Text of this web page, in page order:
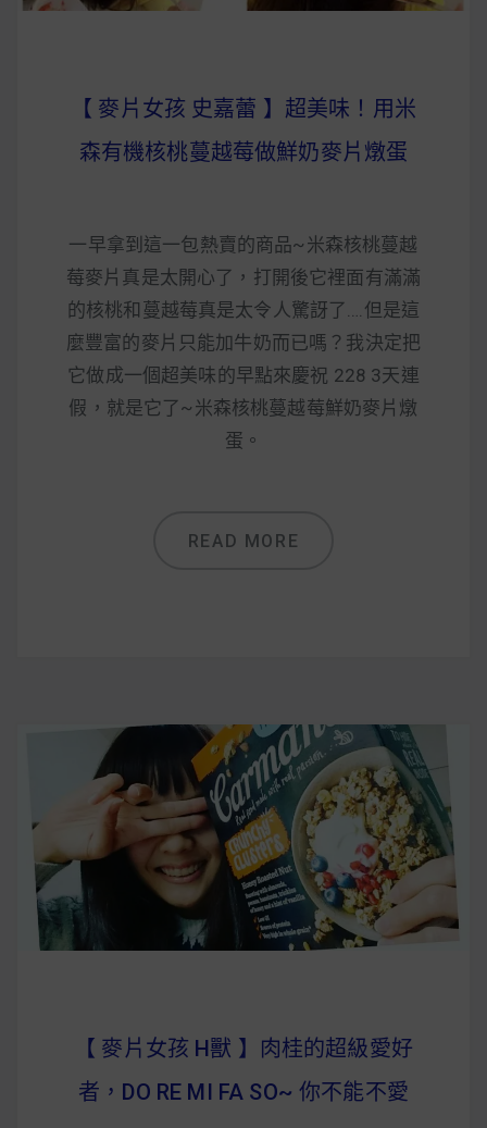
減醣料理食譜
蔬食純素營養
純素料理食譜
【 麥片女孩 史嘉蕾 】超美味！用米
森有機核桃蔓越莓做鮮奶麥片燉蛋
一早拿到這一包熱賣的商品~米森核桃蔓越
莓麥片真是太開心了，打開後它裡面有滿滿
的核桃和蔓越莓真是太令人驚訝了….但是這
麼豐富的麥片只能加牛奶而已嗎？我決定把
它做成一個超美味的早點來慶祝 228 3天連
假，就是它了~米森核桃蔓越莓鮮奶麥片燉
蛋。
READ MORE
【 麥片女孩 H獸 】肉桂的超級愛好
者，DO RE MI FA SO~ 你不能不愛